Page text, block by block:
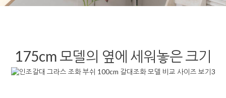
175cm 모델의 옆에 세워놓은 크기